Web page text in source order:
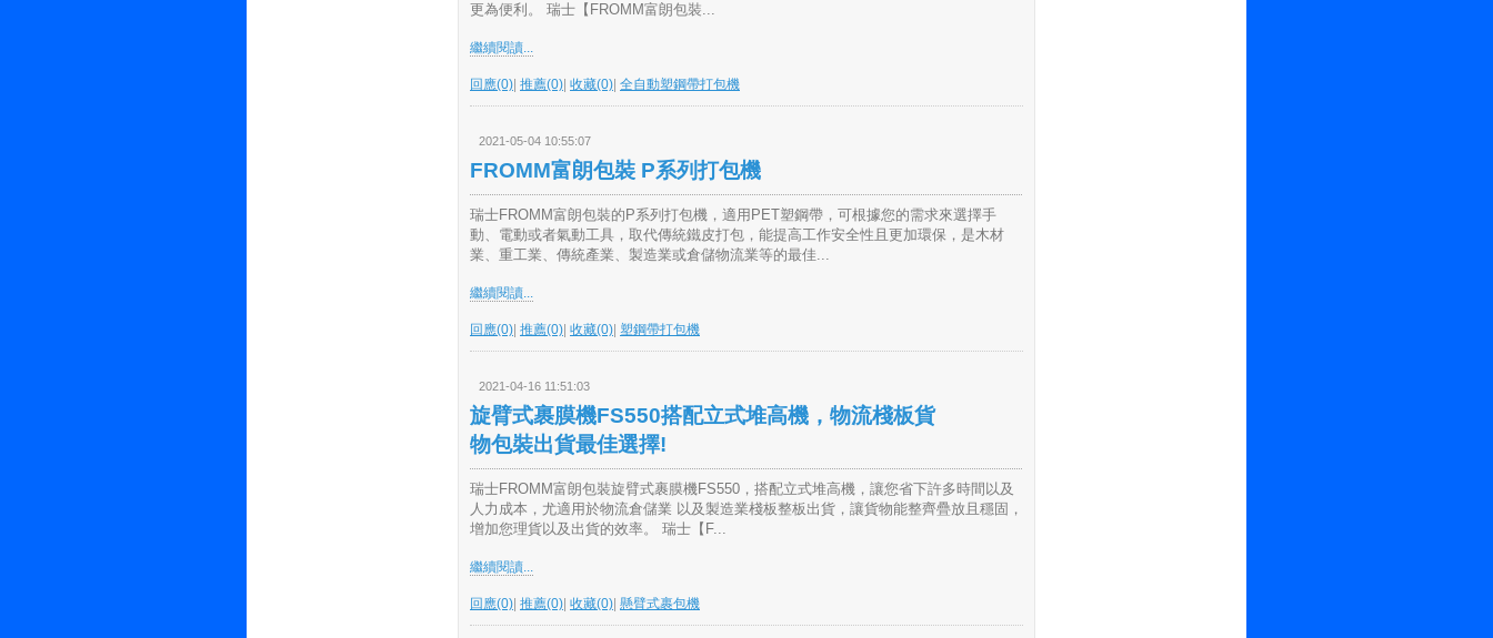
更為便利。 瑞士【FROMM富朗包裝...
繼續閱讀...
回應(0) 推薦(0) 收藏(0) 全自動塑鋼帶打包機
2021-05-04 10:55:07
FROMM富朗包裝 P系列打包機
瑞士FROMM富朗包裝的P系列打包機，適用PET塑鋼帶，可根據您的需求來選擇手
動、電動或者氣動工具，取代傳統鐵皮打包，能提高工作安全性且更加環保，是木材
業、重工業、傳統產業、製造業或倉儲物流業等的最佳...
繼續閱讀...
回應(0) 推薦(0) 收藏(0) 塑鋼帶打包機
2021-04-16 11:51:03
旋臂式裹膜機FS550搭配立式堆高機，物流棧板貨
物包裝出貨最佳選擇!
瑞士FROMM富朗包裝旋臂式裹膜機FS550，搭配立式堆高機，讓您省下許多時間以及
人力成本，尤適用於物流倉儲業 以及製造業棧板整板出貨，讓貨物能整齊疊放且穩固，
增加您理貨以及出貨的效率。 瑞士【F...
繼續閱讀...
回應(0) 推薦(0) 收藏(0) 懸臂式裹包機